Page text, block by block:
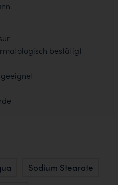
bestätigt
Sodium Stearate